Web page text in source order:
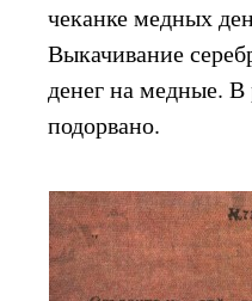
чеканке медных
Выкачивание
денег на медные. В
подорвано.